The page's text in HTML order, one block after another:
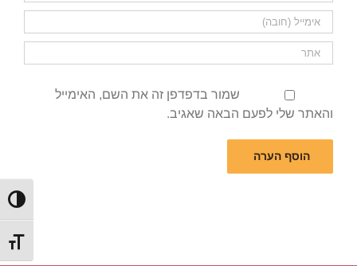
מתג
שמור בדפדפן זה את השם, האימייל
והאתר שלי לפעם הבאה שאגיב.